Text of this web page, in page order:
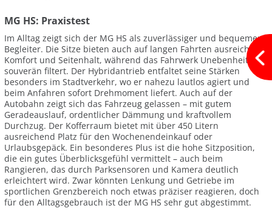
MG HS: Praxistest
Im Alltag zeigt sich der MG HS als zuverlässiger und bequemer
Begleiter. Die Sitze bieten auch auf langen Fahrten ausreichend
Komfort und Seitenhalt, während das Fahrwerk Unebenheiten
souverän filtert. Der Hybridantrieb entfaltet seine Stärken
besonders im Stadtverkehr, wo er nahezu lautlos agiert und
beim Anfahren sofort Drehmoment liefert. Auch auf der
Autobahn zeigt sich das Fahrzeug gelassen – mit gutem
Geradeauslauf, ordentlicher Dämmung und kraftvollem
Durchzug. Der Kofferraum bietet mit über 450 Litern
ausreichend Platz für den Wochenendeinkauf oder
Urlaubsgepäck. Ein besonderes Plus ist die hohe Sitzposition,
die ein gutes Überblicksgefühl vermittelt – auch beim
Rangieren, das durch Parksensoren und Kamera deutlich
erleichtert wird. Zwar könnten Lenkung und Getriebe im
sportlichen Grenzbereich noch etwas präziser reagieren, doch
für den Alltagsgebrauch ist der MG HS sehr gut abgestimmt.